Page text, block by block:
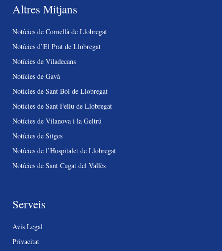
Altres Mitjans
Notícies de Cornellà de Llobregat
Notícies d’El Prat de Llobregat
Notícies de Viladecans
Notícies de Gavà
Notícies de Sant Boi de Llobregat
Notícies de Sant Feliu de Llobregat
Notícies de Vilanova i la Geltrú
Notícies de Sitges
Notícies de l’Hospitalet de Llobregat
Notícies de Sant Cugat del Vallès
Serveis
Avís Legal
Privacitat